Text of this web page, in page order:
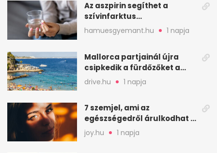
Az aszpirin segíthet a
szívinfarktus
megelőzésében, de nem
mindenkinek
hamuesgyemant.hu 1 napja
Mallorca partjainál újra
csipkedik a fürdőzőket a
halak a sekély vízben
drive.hu 1 napja
7 szemjel, ami az
egészségedről árulkodhat –
erre figyelj oda
joy.hu 1 napja